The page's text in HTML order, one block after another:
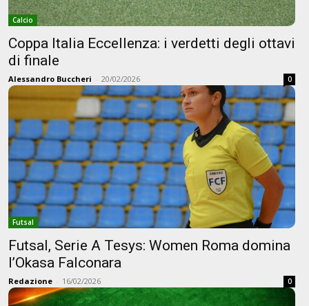
Calcio
Coppa Italia Eccellenza: i verdetti degli ottavi
di finale
Alessandro Buccheri - 20/02/2026 0
Futsal
Futsal, Serie A Tesys: Women Roma domina
l’Okasa Falconara
Redazione - 16/02/2026 0